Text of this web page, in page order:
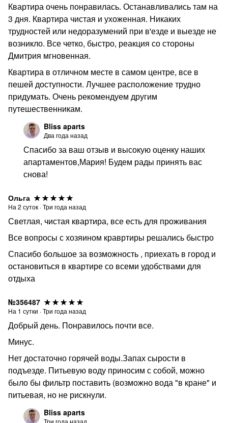
Квартира очень понравилась. Останавливались там на
3 дня. Квартира чистая и ухоженная. Никаких
трудностей или недоразумений при в'езде и выезде не
возникло. Все четко, быстро, реакция со стороны
Дмитрия мгновенная.
Квартира в отличном месте в самом центре, все в
пешей доступности. Лучшее расположение трудно
придумать. Очень рекомендуем другим
путешественникам.
Bliss aparts
Два года назад
Спасибо за ваш отзыв и высокую оценку наших
апартаментов,Мария! Будем рады принять вас
снова!
Ольга
На 2 суток ·Три года назад
Светлая, чистая квартира, все есть для проживания
Все вопросы с хозяином кравртиры решались быстро
Спасибо большое за возможность , приехать в город и
остановиться в квартире со всеми удобствами для
отдыха
№356487
На 1 сутки ·Три года назад
Добрый день. Понравилось почти все.
Минус.
Нет достаточно горячей воды.Запах сырости в
подъезде. Питьевую воду приносим с собой, можно
было бы фильтр поставить (возможно вода "в кране" и
питьевая, но не рискнули.
Bliss aparts
Три года назад